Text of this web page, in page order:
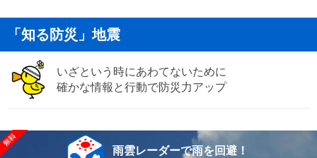
「知る防災」地震
いざという時にあわてないために
確かな情報と行動で防災力アップ
雨雲レーダーで雨を回避！